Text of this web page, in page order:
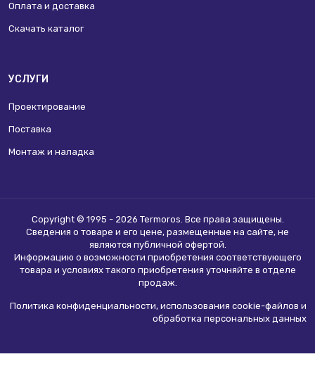
Оплата и доставка
Скачать каталог
УСЛУГИ
Проектирование
Поставка
Монтаж и наладка
Copyright © 1995 - 2026 Termoros. Все права защищены.
Сведения о товаре и его цене, размещенные на сайте, не
являются публичной офертой.
Информацию о возможности приобретения соответствующего
товара и условиях такого приобретения уточняйте в отделе
продаж.
Политика конфиденциальности, использования сookie-файлов и
обработка персональных данных